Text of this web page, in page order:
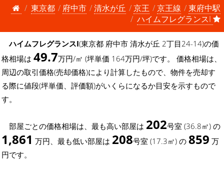
東京都
府中市 清水が丘 京王 京王線
東府中駅
ハイムフレグランスI
ハイムフレグランスI(東京都 府中市 清水が丘 2丁目24-14)の価
格相場は 49.7万円/㎡ (坪単価 164万円/坪)です。 価格相場は、
周辺の取引価格(売却価格)により計算したもので、物件を売却す
る際に値段(坪単価、評価額)がいくらになるか目安を示すもので
す。
部屋ごとの価格相場は、最も高い部屋は 202号室 (36.8㎡) の
1,861 万円、最も低い部屋は 208号室 (17.3㎡) の 859 万
円です。